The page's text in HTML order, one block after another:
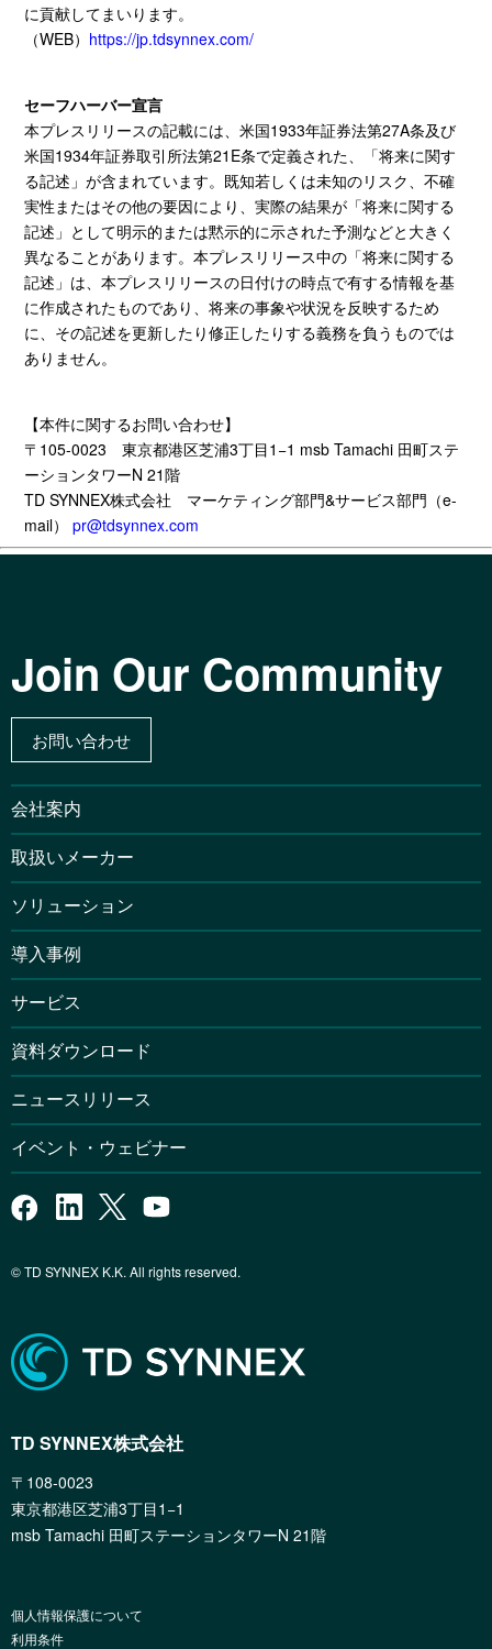
に貢献してまいります。
（WEB） https://jp.tdsynnex.com/
セーフハーバー宣言
本プレスリリースの記載には、米国1933年証券法第27A条及び
米国1934年証券取引所法第21E条で定義された、「将来に関す
る記述」が含まれています。既知若しくは未知のリスク、不確
実性またはその他の要因により、実際の結果が「将来に関する
記述」として明示的または黙示的に示された予測などと大きく
異なることがあります。本プレスリリース中の「将来に関する
記述」は、本プレスリリースの日付けの時点で有する情報を基
に作成されたものであり、将来の事象や状況を反映するため
に、その記述を更新したり修正したりする義務を負うものでは
ありません。
【本件に関するお問い合わせ】
〒 105-0023 東京都港区芝浦3丁目1 −1 msb Tamachi 田町ステ
ーションタワーN 21階
TD SYNNEX株式会社
マーケティング部門&サービス部門（e-
mail）pr@tdsynnex.com
Join Our Community
お問い合わせ
会社案内
取扱いメーカー
ソリューション
導入事例
サービス
資料ダウンロード
ニュースリリース
イベント・ウェビナー
© TD SYNNEX K.K. All rights reserved.
TD SYNNEX株式会社
〒108-0023
東京都港区芝浦3丁目1−1
msb Tamachi 田町ステーションタワーN 21階
個人情報保護について
利用条件